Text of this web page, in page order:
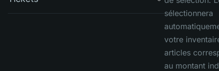
sélectionnera
votre
articles
au montant